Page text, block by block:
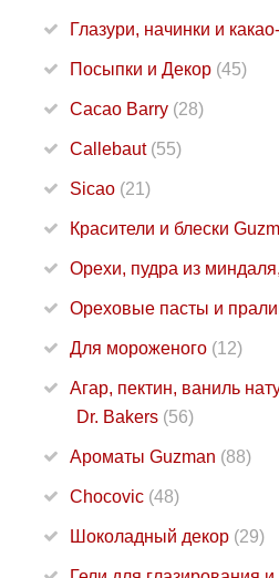
Глазури, начинки и
Посыпки и Декор (45)
Cacao Barry (28)
Callebaut (55)
Sicao (21)
Красители и блески
Орехи, пудра из
Ореховые пасты и
Для мороженого (12)
Агар, пектин, ваниль
Dr. Bakers (56)
Ароматы Guzman (88)
Chocovic (48)
Шоколадный декор (29)